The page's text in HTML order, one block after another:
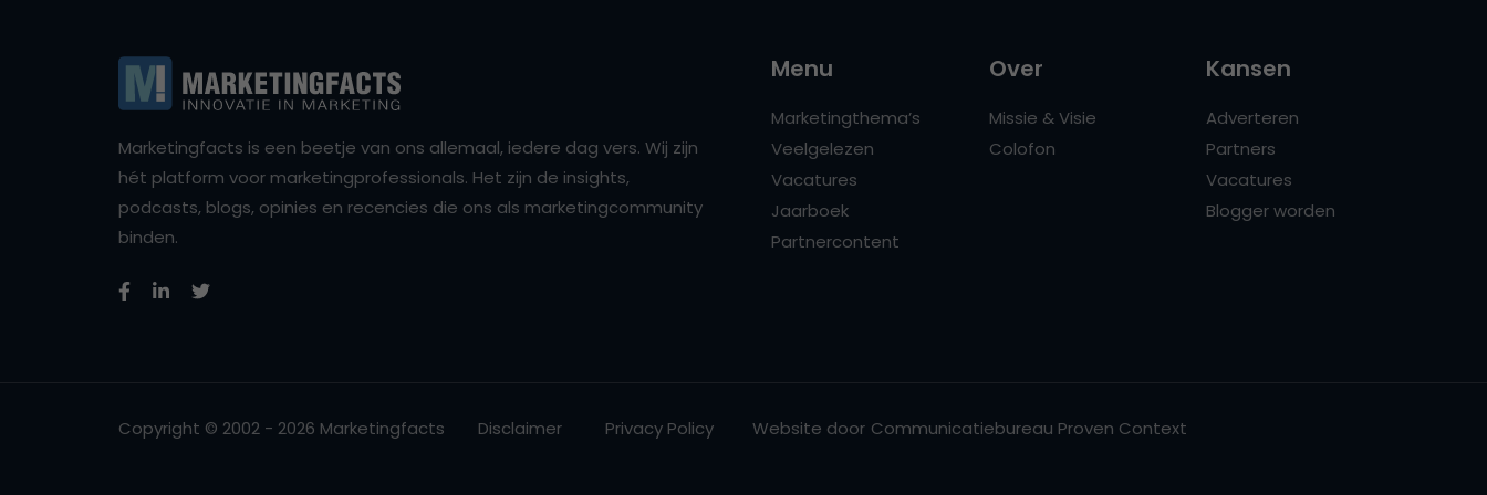
Marketingfacts is een beetje van ons allemaal, iedere dag vers. Wij zijn
hét platform voor marketingprofessionals. Het zijn de insights,
podcasts, blogs, opinies en recencies die ons als marketingcommunity
binden.
Menu
Marketingthema’s
Veelgelezen
Vacatures
Jaarboek
Partnercontent
Over
Missie & Visie
Colofon
Kansen
Adverteren
Partners
Vacatures
Blogger worden
Copyright © 2002 - 2026 Marketingfacts Disclaimer Privacy Policy Website door Communicatiebureau Proven Context